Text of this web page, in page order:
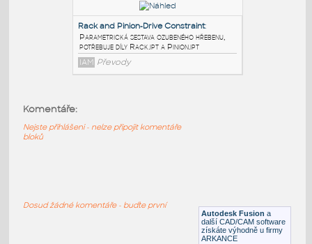
Integrovaný obvod typu SN7400 DIL 14
vývodov:
IO DIL 14 vývodov
IPT Součástky
DWG Nábytek
potřebuje díly Rack.ipt a Pinion.ipt
Autodesk Fusion a
další CAD/CAM software
získáte výhodně u firmy
ARKANCE
Komentáře:
Nejste přihlášeni - nelze připojit komentáře
bloků
Dosud žádné komentáře - buďte první